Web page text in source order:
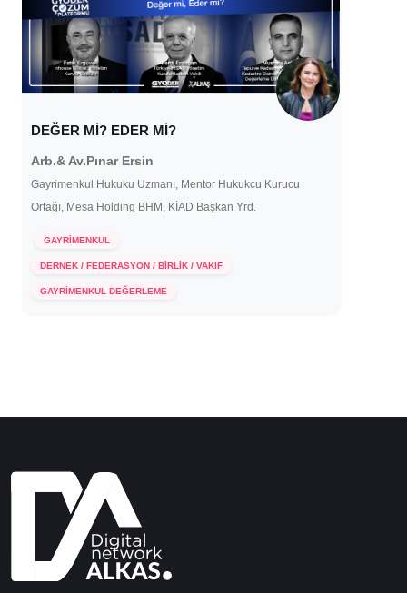
DEĞER Mİ? EDER Mİ?
Arb.& Av.Pınar Ersin
Gayrimenkul Hukuku Uzmanı, Mentor Hukukcu Kurucu
Ortağı, Mesa Holding BHM, KİAD Başkan Yrd.
GAYRİMENKUL
DERNEK / FEDERASYON / BİRLİK / VAKIF
GAYRİMENKUL DEĞERLEME